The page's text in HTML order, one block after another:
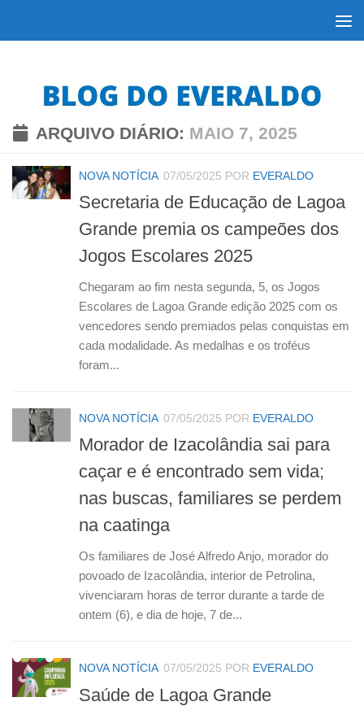
ARQUIVO DIÁRIO: MAIO 7, 2025
NOVA NOTÍCIA 07/05/2025 POR EVERALDO
Secretaria de Educação de Lagoa
Grande premia os campeões dos
Jogos Escolares 2025
Chegaram ao fim nesta segunda, 5, os Jogos
Escolares de Lagoa Grande edição 2025 com os
vencedores sendo premiados pelas conquistas em
cada modalidade. As medalhas e os troféus
foram...
NOVA NOTÍCIA 07/05/2025 POR EVERALDO
Morador de Izacolândia sai para
caçar e é encontrado sem vida;
nas buscas, familiares se perdem
na caatinga
Os familiares de José Alfredo Anjo, morador do
povoado de Izacolândia, interior de Petrolina,
vivenciaram horas de terror durante a tarde de
ontem (6), e dia de hoje, 7 de...
NOVA NOTÍCIA 07/05/2025 POR EVERALDO
Saúde de Lagoa Grande